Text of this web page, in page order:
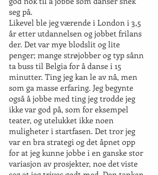
seg på.
Likevel ble jeg værende i London i 3,5
år etter utdannelsen og jobbet frilans
der. Det var mye blodslit og lite
penger; mange strøjobber og typ sånn
ta buss til Belgia for å danse i 15
minutter. Ting jeg kan le av nå, men
som ga masse erfaring. Jeg begynte
også å jobbe med ting jeg trodde jeg
ikke var god på, som for eksempel
teater, og utelukket ikke noen
muligheter i startfasen. Det tror jeg
var en bra strategi og det åpnet opp
for at jeg kunne jobbe i en ganske stor
variasjon av prosjekter, noe det viste